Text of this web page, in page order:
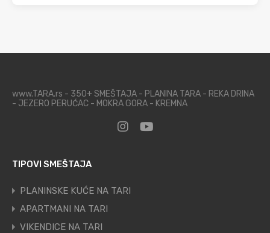
www.TARA.rs - 350+ SMEŠTAJA - PLANINA TARA - REKA DRINA
- JEZERO PERUĆAC - MOKRA GORA - KREMNA
TIPOVI SMEŠTAJA
PLANINSKE KUĆE NA TARI
APARTMANI NA TARI
VIKENDICE NA TARI